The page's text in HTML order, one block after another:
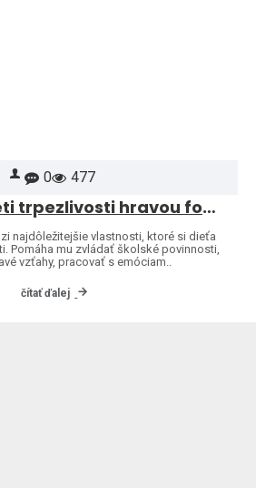
0 477
Ako naučiť deti trpezlivosti hravou formou
najdôležitejšie vlastnosti, ktoré si dieťa
Pomáha mu zvládať školské povinnosti,
vzťahy, pracovať s emóciam..
čítať ďalej